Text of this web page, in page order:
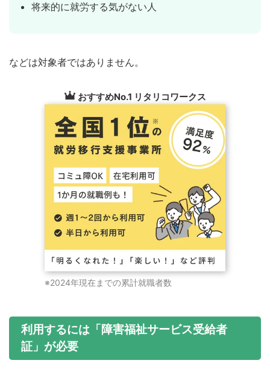
将来的に就労する気がない人
などは対象者ではありません。
おすすめNo.1 リタリコワークス
※2024年現在までの累計就職者数
利用するには「障害福祉サービス受給者
証」が必要